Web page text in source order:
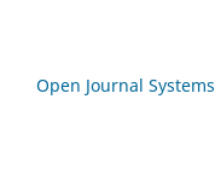
Open Journal Systems